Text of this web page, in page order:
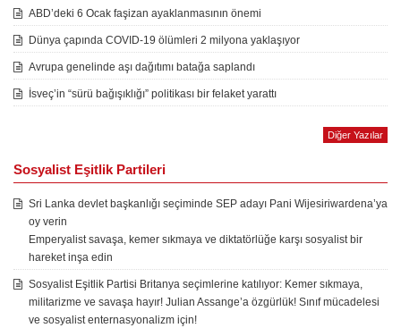
ABD’deki 6 Ocak faşizan ayaklanmasının önemi
Dünya çapında COVID-19 ölümleri 2 milyona yaklaşıyor
Avrupa genelinde aşı dağıtımı batağa saplandı
İsveç’in “sürü bağışıklığı” politikası bir felaket yarattı
Diğer Yazılar
Sosyalist Eşitlik Partileri
Sri Lanka devlet başkanlığı seçiminde SEP adayı Pani Wijesiriwardena’ya
oy verin
Emperyalist savaşa, kemer sıkmaya ve diktatörlüğe karşı sosyalist bir
hareket inşa edin
Sosyalist Eşitlik Partisi Britanya seçimlerine katılıyor: Kemer sıkmaya,
militarizme ve savaşa hayır! Julian Assange’a özgürlük! Sınıf mücadelesi
ve sosyalist enternasyonalizm için!